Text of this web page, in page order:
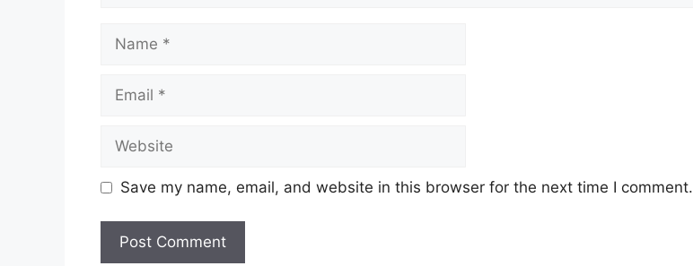
Save my name, email, and website in this browser for the next time I comment.